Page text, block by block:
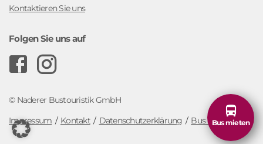
Kontaktieren Sie uns
Folgen Sie uns auf
F
c
e
s
t
© Naderer Bustouristik GmbH
Impressum
Kontakt Datenschutzerklärung Bus mieten
Bus mieten